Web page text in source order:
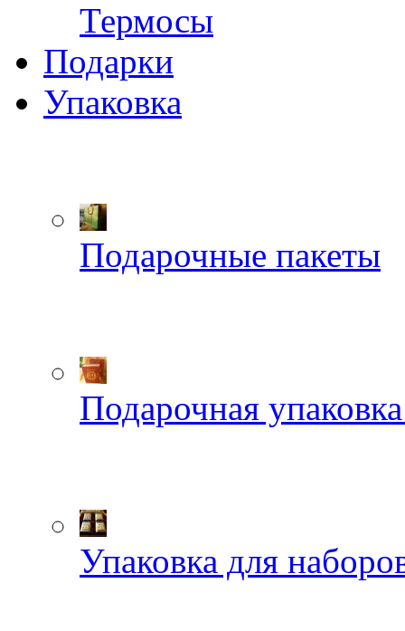
Термосы
Подарки
Упаковка
Подарочные пакеты
Подарочная
Упаковка для